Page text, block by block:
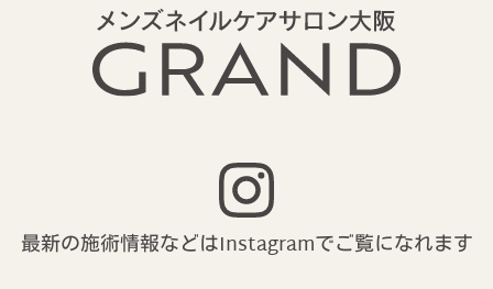
最新の施術情報などはInstagramでご覧になれます